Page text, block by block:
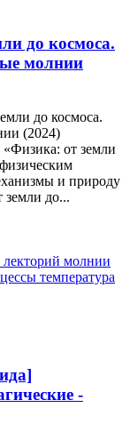
до космоса.
молнии
до космоса.
(2024)
от земли
и природу
земли до...
лекторий молнии
температура
-